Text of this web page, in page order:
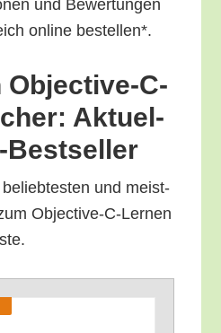
und Bewer­tun­gen
online bestellen*.
Objec­ti­ve-C-
Aktu­el­
Bestseller
und meist­
Objec­ti­ve-C-Ler­nen